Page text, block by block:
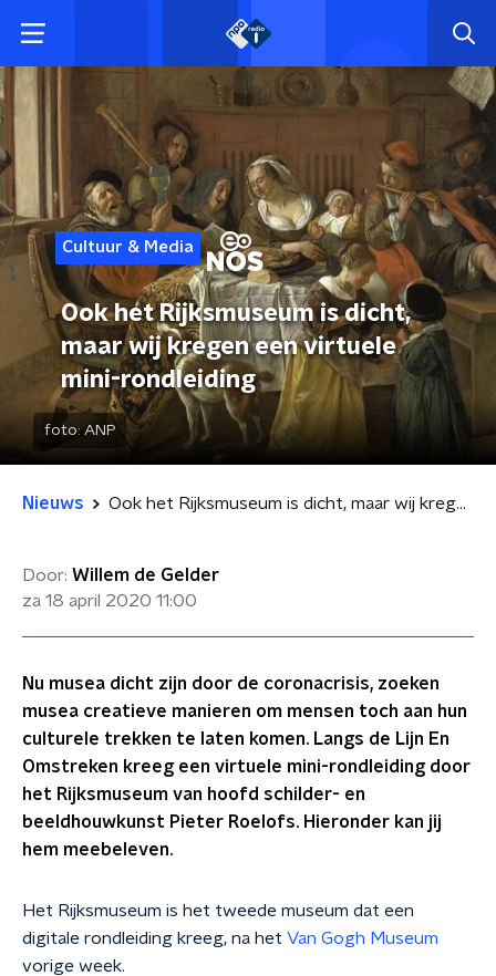
Cultuur & Media
Ook het Rijksmuseum is dicht,
maar wij kregen een virtuele
mini-rondleiding
foto: ANP
Nieuws Ook het Rijksmuseum is dicht, maar wij kregen een virtuele mini-rondleiding
Door: Willem de Gelder
za 18 april 2020 11:00
Nu musea dicht zijn door de coronacrisis, zoeken
musea creatieve manieren om mensen toch aan hun
culturele trekken te laten komen. Langs de Lijn En
Omstreken kreeg een virtuele mini-rondleiding door
het Rijksmuseum van hoofd schilder- en
beeldhouwkunst Pieter Roelofs. Hieronder kan jij
hem meebeleven.
Het Rijksmuseum is het tweede museum dat een
digitale rondleiding kreeg, na het Van Gogh Museum
vorige week.